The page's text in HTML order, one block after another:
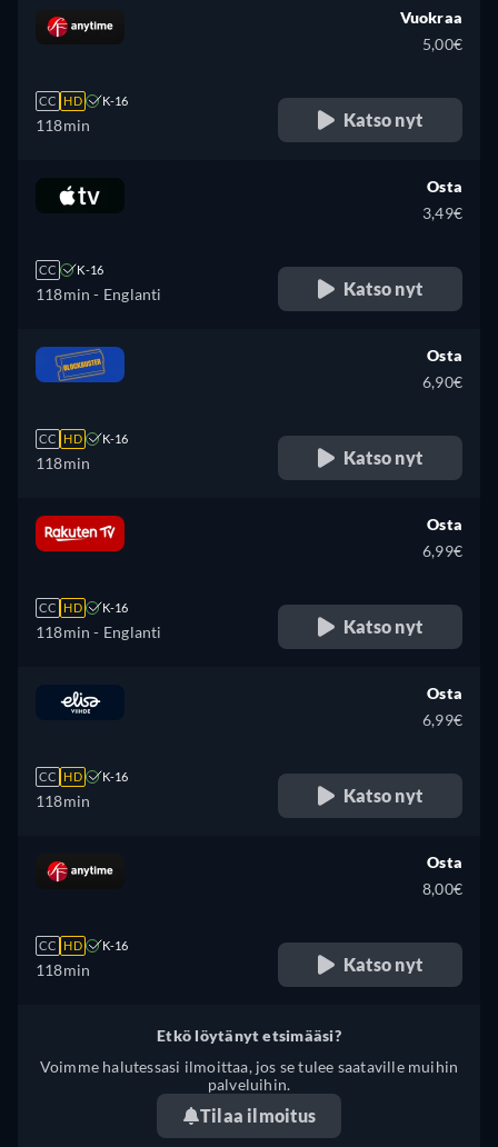
CC HD K-16
118min
Vuokraa
5,00€
Katso nyt
CC K-16
118min - Englanti
Osta
3,49€
Katso nyt
CC HD K-16
118min
Osta
6,90€
Katso nyt
CC HD K-16
118min - Englanti
Osta
6,99€
Katso nyt
CC HD K-16
118min
Osta
6,99€
Katso nyt
CC HD K-16
118min
Osta
8,00€
Katso nyt
Etkö löytänyt etsimääsi?
Voimme halutessasi ilmoittaa, jos se tulee saataville muihin
palveluihin.
Tilaa ilmoitus